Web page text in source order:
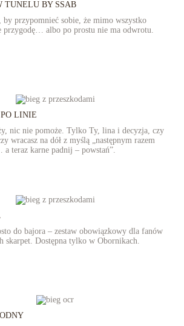
TUNELU BY SSAB
by przypomnieć sobie, że mimo wszystko
przygodę… albo po prostu nie ma odwrotu.
LINIE
nic nie pomoże. Tylko Ty, lina i decyzja, czy
wracasz na dół z myślą „następnym razem
teraz karne padnij – powstań”.
do bajora – zestaw obowiązkowy dla fanów
skarpet. Dostępna tylko w Obornikach.